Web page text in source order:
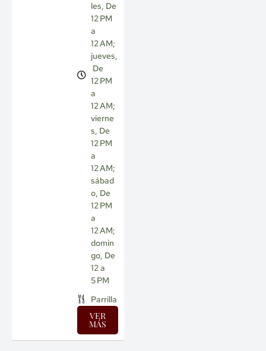
les, De
12 PM
a
12 AM;
jueves,
De
12 PM
a
12 AM;
vierne
s, De
12 PM
a
12 AM;
sábad
o, De
12 PM
a
12 AM;
domin
go, De
12 a
5 PM
Parrilla
VER
MÁS